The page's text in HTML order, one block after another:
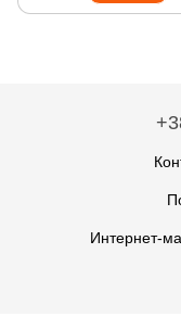
Интернет-